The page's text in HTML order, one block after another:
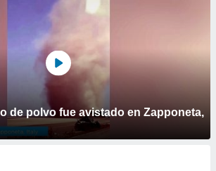
de polvo fue avistado en Zapponeta,